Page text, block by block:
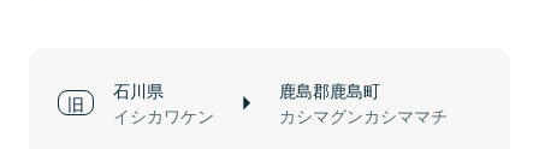
石川県
イシカワケン
鹿島郡鹿島町
カシマグンカシママチ